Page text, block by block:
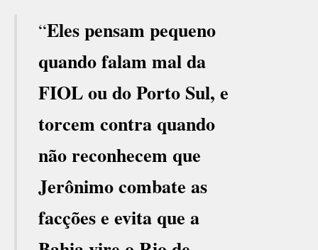
“Eles pensam pequeno
quando falam mal da
FIOL ou do Porto Sul, e
torcem contra quando
não reconhecem que
Jerônimo combate as
facções e evita que a